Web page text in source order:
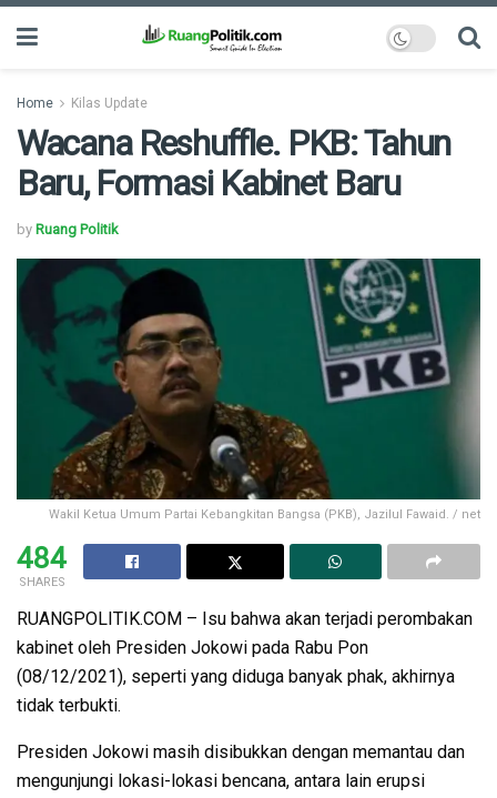
Home Kilas Update
Wacana Reshuffle. PKB: Tahun
Baru, Formasi Kabinet Baru
by Ruang Politik
Wakil Ketua Umum Partai Kebangkitan Bangsa (PKB), Jazilul Fawaid. / net
484
SHARES
RUANGPOLITIK.COM – Isu bahwa akan terjadi perombakan
kabinet oleh Presiden Jokowi pada Rabu Pon
(08/12/2021), seperti yang diduga banyak phak, akhirnya
tidak terbukti.
Presiden Jokowi masih disibukkan dengan memantau dan
mengunjungi lokasi-lokasi bencana, antara lain erupsi